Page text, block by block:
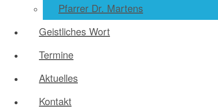
Pfarrer Dr. Martens
Geistliches Wort
Termine
Aktuelles
Kontakt